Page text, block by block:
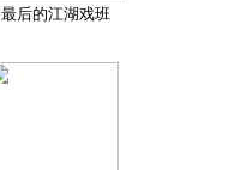
最后的江湖戏班